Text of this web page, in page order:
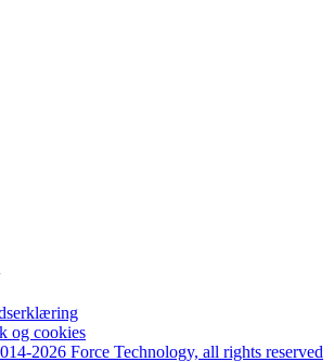
og cookies
2026 Force Technology, all rights reserved